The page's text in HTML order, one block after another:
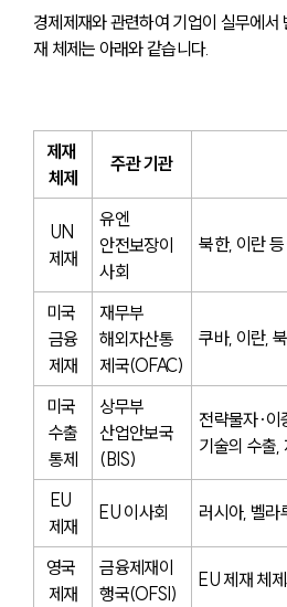
경제제재와 관련하여 기업이 실무에서
재 체제는 아래와 같습니다.
제재
체제
주관 기관
UN
제재
유엔
안전보장이
사회
북한, 이란
미국
금융
제재
재무부
해외자산통
제국(OFAC)
쿠바, 이란,
미국
수출
통제
상무부
산업안보국
(BIS)
전략물자·이
기술의 수출,
EU
제재
EU 이사회 러시아, 벨라
영국
제재
금융제재이
행국(OFSI)
EU 제재 체